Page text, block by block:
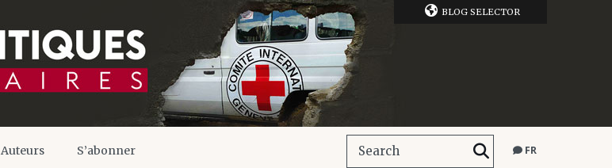
BLOG SELECTOR
Auteurs S’abonner FR